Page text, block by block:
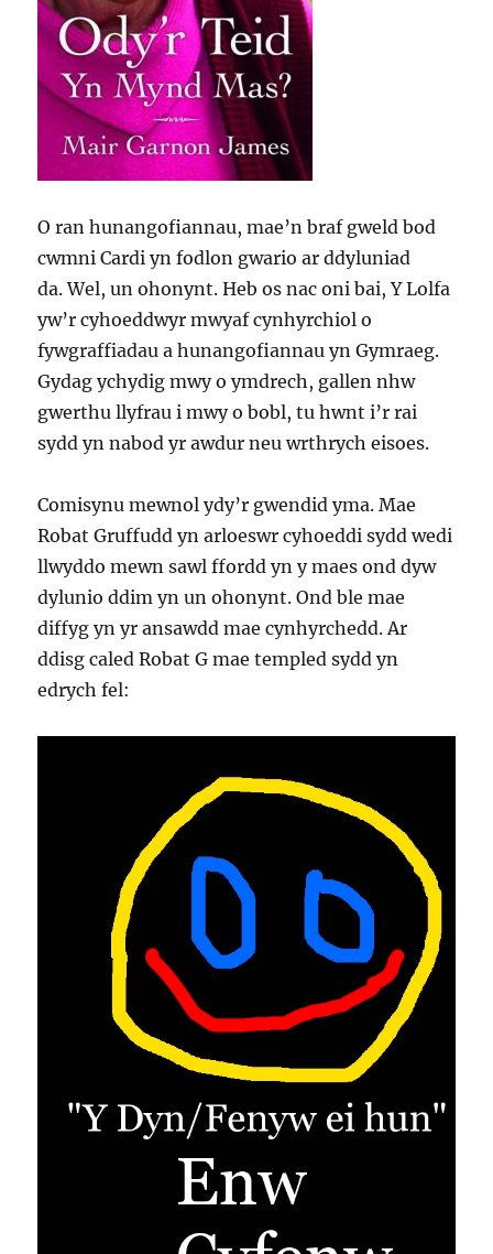
O ran hunangofiannau, mae’n braf gweld bod
cwmni Cardi yn fodlon gwario ar ddyluniad
da. Wel, un ohonynt. Heb os nac oni bai, Y Lolfa
yw’r cyhoeddwyr mwyaf cynhyrchiol o
fywgraffiadau a hunangofiannau yn Gymraeg.
Gydag ychydig mwy o ymdrech, gallen nhw
gwerthu llyfrau i mwy o bobl, tu hwnt i’r rai
sydd yn nabod yr awdur neu wrthrych eisoes.
Comisynu mewnol ydy’r gwendid yma. Mae
Robat Gruffudd yn arloeswr cyhoeddi sydd wedi
llwyddo mewn sawl ffordd yn y maes ond dyw
dylunio ddim yn un ohonynt. Ond ble mae
diffyg yn yr ansawdd mae cynhyrchedd. Ar
ddisg caled Robat G mae templed sydd yn
edrych fel: